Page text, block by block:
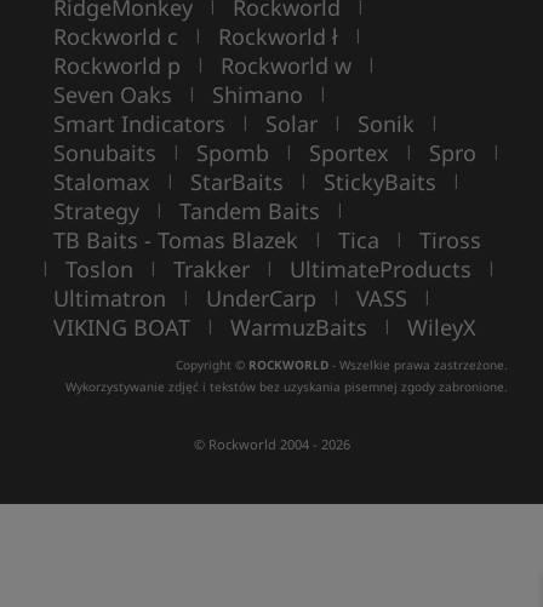
RidgeMonkey | Rockworld |
Rockworld c | Rockworld ł |
Rockworld p | Rockworld w |
Seven Oaks | Shimano |
Smart Indicators | Solar | Sonik |
Sonubaits | Spomb | Sportex | Spro |
Stalomax | StarBaits | StickyBaits |
Strategy | Tandem Baits |
TB Baits - Tomas Blazek | Tica | Tiross
| Toslon | Trakker | UltimateProducts |
Ultimatron | UnderCarp | VASS |
VIKING BOAT | WarmuzBaits | WileyX
Copyright © ROCKWORLD - Wszelkie prawa zastrzeżone.
Wykorzystywanie zdjęć i tekstów bez uzyskania pisemnej zgody zabronione.
© Rockworld 2004 - 2026